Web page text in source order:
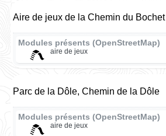
Aire de jeux de la Chemin du Bochet
Modules présents (OpenStreetMap)
aire de jeux
Parc de la Dôle, Chemin de la Dôle
Modules présents (OpenStreetMap)
aire de jeux